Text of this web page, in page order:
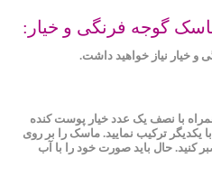
گوجه فرنگی و خیار:
و خیار نیاز خواهید داشت.
با نصف یک عدد خیار پوست ‌کنده
یکدیگر ترکیب نمایید. ماسک را بر روی
و به مدت ۲۰ دقیقه صبر کنید. حال باید صورت خود را با آب